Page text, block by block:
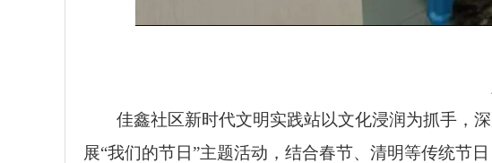
佳鑫社区新时代文明实践站以文化浸润为抓手，
展“我们的节日”主题活动，结合春节、清明等传统节